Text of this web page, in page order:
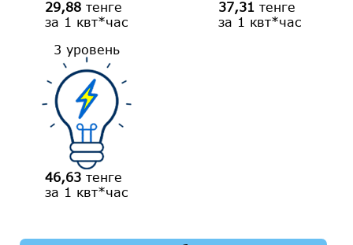
29,88тенге
за 1 квт*час
37,31тенге
за 1 квт*час
3 уровень
46,63тенге
за 1 квт*час